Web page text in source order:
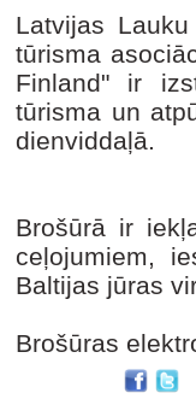
Latvijas
tūrisma
Finland" ir
tūrisma un
dienviddaļā.
Brošūrā ir
ceļojumiem,
Baltijas jūras
Brošūras